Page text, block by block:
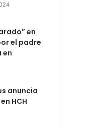
en
el padre
en
anuncia
HCH